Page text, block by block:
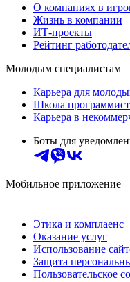
О компаниях в
Жизнь в компании
ИТ-проекты
Рейтинг
Молодым специалистам
Карьера для
Школа
Карьера в
Боты для
Мобильное приложение
Этика и комплаенс
Оказание услуг
Использование
Защита
Пользовательское